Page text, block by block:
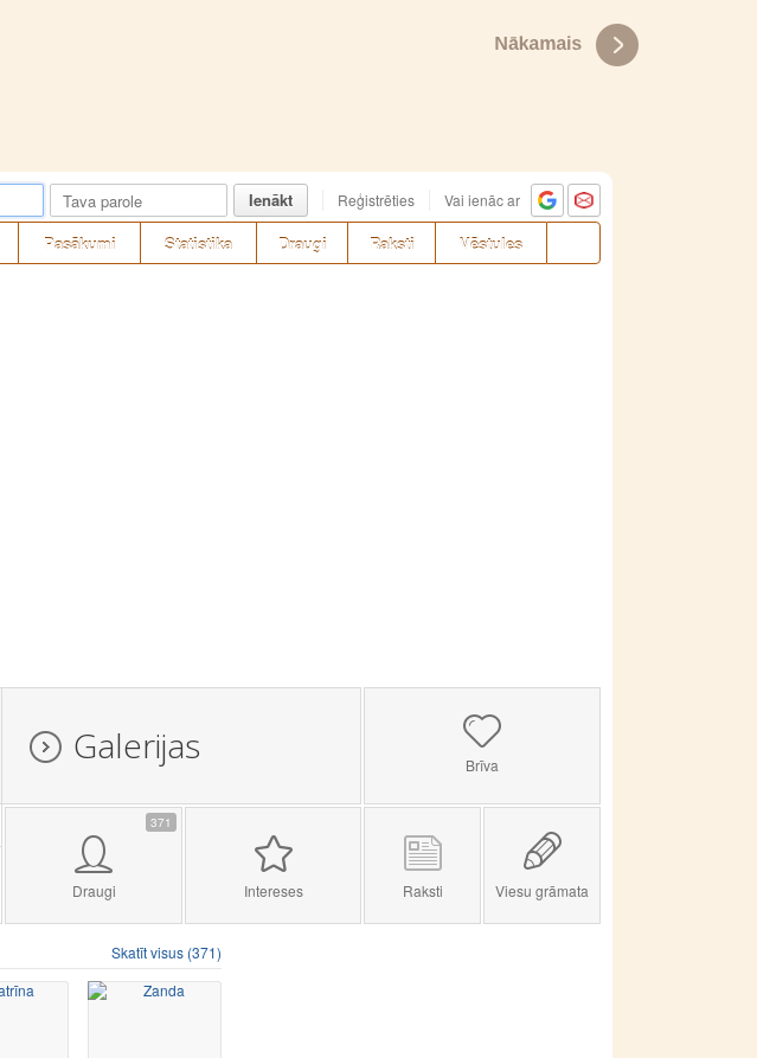
Ienākt Reģistrēties Vai ienāc ar
Pasākumi Statistika Draugi Raksti Vēstules
Galerijas Brīva
371
Draugi Intereses Raksti Viesu grāmata
Skatīt visus (371)